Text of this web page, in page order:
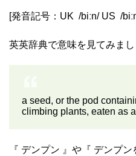
[発音記号： UK /biːn/ US /
英英辞典で意味を見てみまし
a seed, or the pod
climbing plants, eaten as
『 デンプン 』や『 デンプ